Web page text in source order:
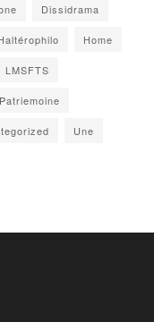
Dissidrama
Home
LMSFTS
Patriemoine
Une